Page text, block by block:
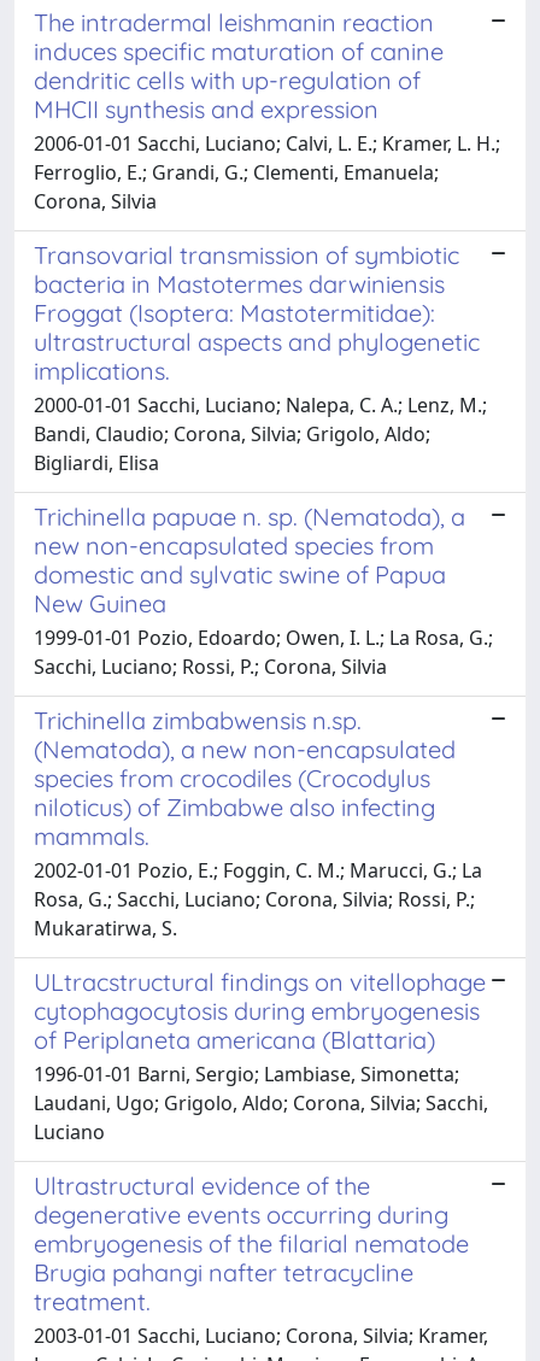
The intradermal leishmanin reaction
induces specific maturation of canine
dendritic cells with up-regulation of
MHCII synthesis and expression
2006-01-01 Sacchi, Luciano; Calvi, L. E.; Kramer, L. H.;
Ferroglio, E.; Grandi, G.; Clementi, Emanuela;
Corona, Silvia
Transovarial transmission of symbiotic
bacteria in Mastotermes darwiniensis
Froggat (Isoptera: Mastotermitidae):
ultrastructural aspects and phylogenetic
implications.
2000-01-01 Sacchi, Luciano; Nalepa, C. A.; Lenz, M.;
Bandi, Claudio; Corona, Silvia; Grigolo, Aldo;
Bigliardi, Elisa
Trichinella papuae n. sp. (Nematoda), a
new non-encapsulated species from
domestic and sylvatic swine of Papua
New Guinea
1999-01-01 Pozio, Edoardo; Owen, I. L.; La Rosa, G.;
Sacchi, Luciano; Rossi, P.; Corona, Silvia
Trichinella zimbabwensis n.sp.
(Nematoda), a new non-encapsulated
species from crocodiles (Crocodylus
niloticus) of Zimbabwe also infecting
mammals.
2002-01-01 Pozio, E.; Foggin, C. M.; Marucci, G.; La
Rosa, G.; Sacchi, Luciano; Corona, Silvia; Rossi, P.;
Mukaratirwa, S.
ULtracstructural findings on vitellophage
cytophagocytosis during embryogenesis
of Periplaneta americana (Blattaria)
1996-01-01 Barni, Sergio; Lambiase, Simonetta;
Laudani, Ugo; Grigolo, Aldo; Corona, Silvia; Sacchi,
Luciano
Ultrastructural evidence of the
degenerative events occurring during
embryogenesis of the filarial nematode
Brugia pahangi nafter tetracycline
treatment.
2003-01-01 Sacchi, Luciano; Corona, Silvia; Kramer,